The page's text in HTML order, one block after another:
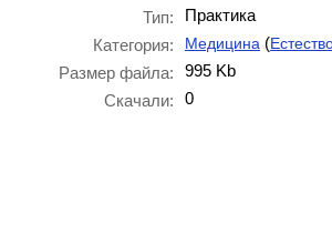
Тип:
Практика
Категория:
Медицина (
Размер файла:
995 Kb
Скачали:
0